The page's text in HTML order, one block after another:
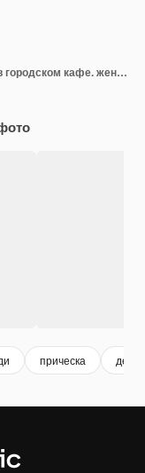
Девушка с голубыми глазами, сидя в городском кафе. женщина с коричневой волнистой прической. Концепция образа жизни.
прическа